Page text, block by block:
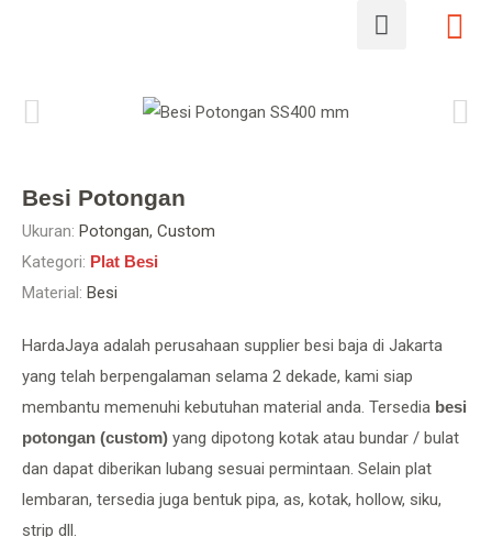
Besi Potongan
Ukuran: Potongan, Custom
Kategori: Plat Besi
Material: Besi
HardaJaya adalah perusahaan supplier besi baja di Jakarta
yang telah berpengalaman selama 2 dekade, kami siap
membantu memenuhi kebutuhan material anda. Tersedia besi
potongan (custom) yang dipotong kotak atau bundar / bulat
dan dapat diberikan lubang sesuai permintaan. Selain plat
lembaran, tersedia juga bentuk pipa, as, kotak, hollow, siku,
strip dll.